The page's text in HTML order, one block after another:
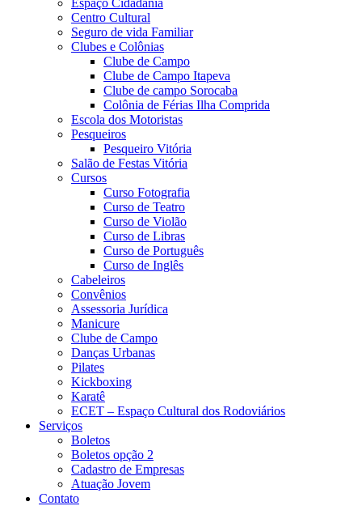
Centro Cultural
Seguro de vida Familiar
Clubes e Colônias
Clube de Campo
Clube de Campo Itapeva
Clube de campo Sorocaba
Colônia de Férias Ilha Comprida
Escola dos Motoristas
Pesqueiros
Pesqueiro Vitória
Salão de Festas Vitória
Cursos
Curso Fotografia
Curso de Teatro
Curso de Violão
Curso de Libras
Curso de Português
Curso de Inglês
Cabeleiros
Convênios
Assessoria Jurídica
Manicure
Clube de Campo
Danças Urbanas
Pilates
Kickboxing
Karatê
ECET – Espaço Cultural dos Rodoviários
Serviços
Boletos
Boletos opção 2
Cadastro de Empresas
Atuação Jovem
Contato